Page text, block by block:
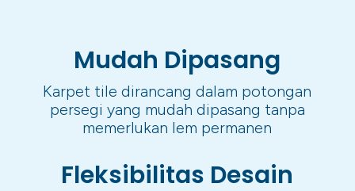
Mudah Dipasang
Karpet tile dirancang dalam potongan
persegi yang mudah dipasang tanpa
memerlukan lem permanen
Fleksibilitas Desain